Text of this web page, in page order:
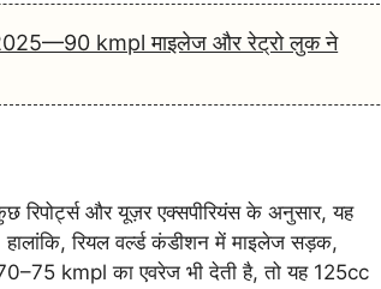
kmpl माइलेज और रेट्रो लुक ने
और यूज़र एक्सपीरियंस के अनुसार, यह
रियल वर्ल्ड कंडीशन में माइलेज सड़क,
70–75 kmpl का एवरेज भी देती है, तो यह 125cc